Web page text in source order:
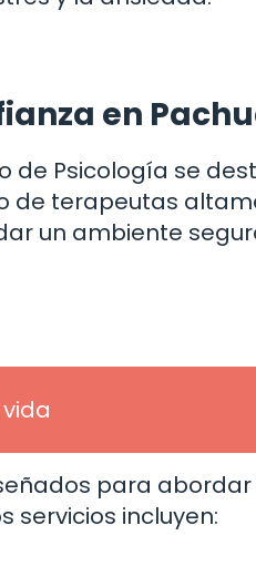
en
de Psicología se
de terapeutas
un ambiente
para abordar
servicios incluyen: